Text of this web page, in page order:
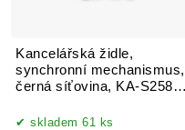
Kancelářská židle,
synchronní mechanismus,
černá síťovina, KA-S258
skladem 61 ks